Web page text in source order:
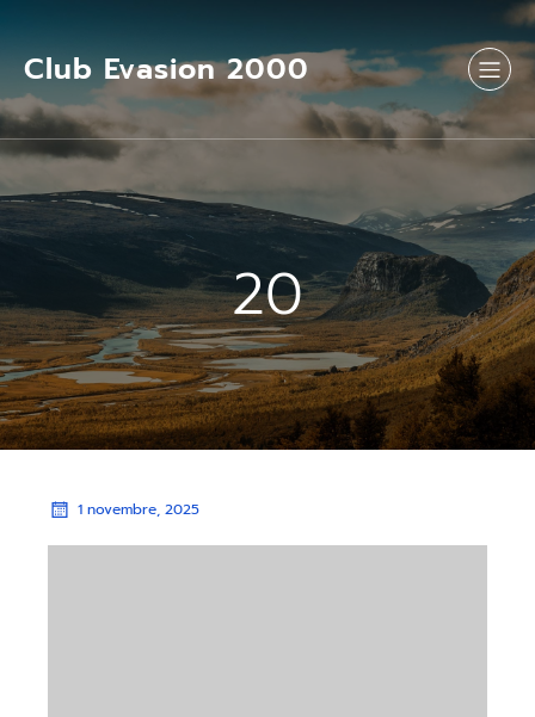
Club Evasion 2000
20
1 novembre, 2025